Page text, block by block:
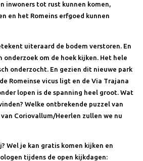
inwoners tot rust kunnen komen,
en het Romeins erfgoed kunnen
uiteraard de bodem verstoren. En
onderzoek om de hoek kijken. Het hele
onderzocht. En gezien dit nieuwe park
Romeinse vicus ligt en de Via Trajana
lopen is de spanning heel groot. Wat
Welke ontbrekende puzzel van
Coriovallum/Heerlen zullen we nu
Wel je kan gratis komen kijken en
tijdens de open kijkdagen: